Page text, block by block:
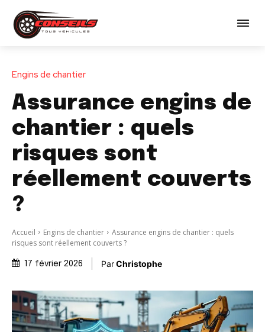
Engins de chantier
Assurance engins de
chantier : quels
risques sont
réellement couverts
?
Accueil Engins de chantier
Assurance engins de chantier : quels
risques sont réellement couverts ?
17 février 2026 ParChristophe